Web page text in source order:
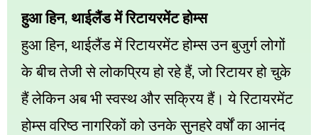
हुआ हिन, थाईलैंड में रिटायरमेंट होम्स
हुआ हिन, थाईलैंड में रिटायरमेंट होम्स उन बुजुर्ग लोगों
के बीच तेजी से लोकप्रिय हो रहे हैं,जो रिटायर हो चुके
हैं लेकिन अब भी स्वस्थ और सक्रिय हैं। ये रिटायरमेंट
होम्स वरिष्ठ नागरिकों को उनके सुनहरे वर्षों का आनंद